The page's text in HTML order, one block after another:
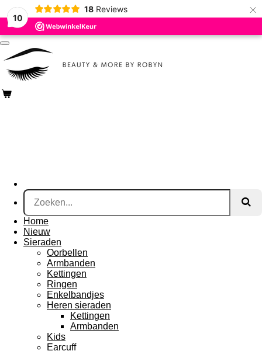
10
18 Reviews ×
Ga
direct
naar
de
hoofdinhoud
Home
Nieuw
Sieraden
Oorbellen
Armbanden
Kettingen
Ringen
Enkelbandjes
Heren sieraden
Kettingen
Armbanden
Kids
Earcuff